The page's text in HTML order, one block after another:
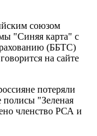
союзом
"Синяя карта" с
(ББТС)
на сайте
потеряли
полисы "Зеленая
членство РСА и